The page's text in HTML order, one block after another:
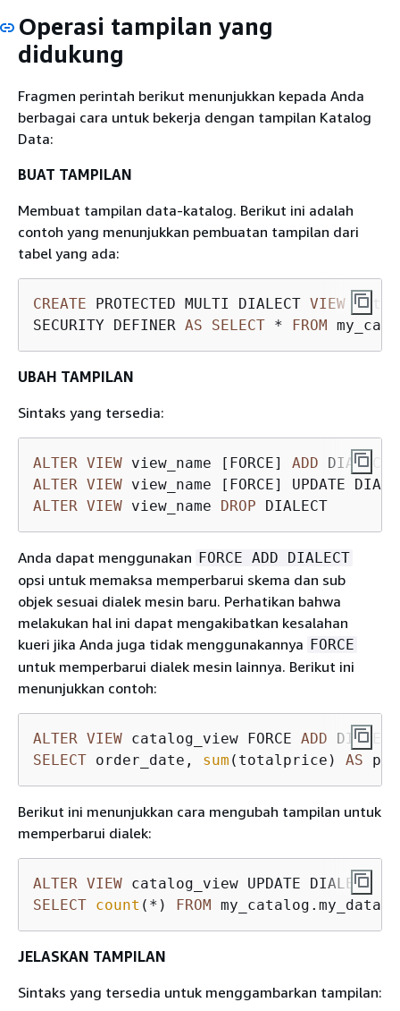
Operasi tampilan yang
didukung
Fragmen perintah berikut menunjukkan kepada Anda
berbagai cara untuk bekerja dengan tampilan Katalog
Data:
BUAT TAMPILAN
Membuat tampilan data-katalog. Berikut ini adalah
contoh yang menunjukkan pembuatan tampilan dari
tabel yang ada:
CREATE PROTECTED MULTI DIALECT VIEW
SECURITY DEFINER AS SELECT * FROM
UBAH TAMPILAN
Sintaks yang tersedia:
ALTER VIEW view_name [FORCE] ADD DIALECT
ALTER VIEW view_name [FORCE] UPDATE
ALTER VIEW view_name DROP
Anda dapat menggunakan FORCE ADD DIALECT
opsi untuk memaksa memperbarui skema dan sub
objek sesuai dialek mesin baru. Perhatikan bahwa
melakukan hal ini dapat mengakibatkan kesalahan
kueri jika Anda juga tidak menggunakannya FORCE
untuk memperbarui dialek mesin lainnya. Berikut ini
menunjukkan contoh:
ALTER VIEW catalog_view FORCE ADD
SELECT order_date, sum (totalprice) AS
Berikut ini menunjukkan cara mengubah tampilan untuk
memperbarui dialek:
ALTER VIEW catalog_view UPDATE DIALECT
SELECT count ( * ) FROM
JELASKAN TAMPILAN
Sintaks yang tersedia untuk menggambarkan tampilan: